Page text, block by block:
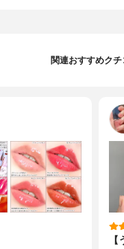
関連おすすめクチ